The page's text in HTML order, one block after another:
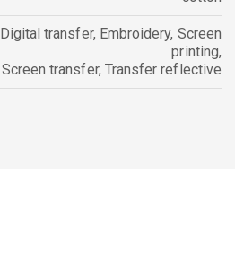
Digital transfer, Embroidery, Screen
printing,
Screen transfer, Transfer reflective